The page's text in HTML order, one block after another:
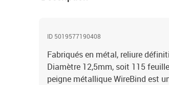
ID 5019577190408
Fabriqués en métal, reliure
Diamètre 12,5mm, soit 115
peigne métallique WireBind est